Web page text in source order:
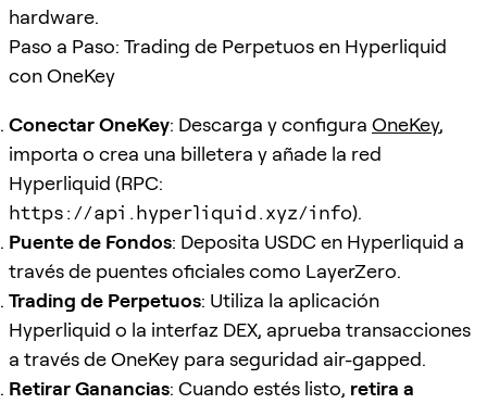
hardware.
Paso a Paso: Trading de Perpetuos en Hyperliquid
con OneKey
Conectar OneKey: Descarga y configura OneKey,
importa o crea una billetera y añade la red
Hyperliquid (RPC:
https://api.hyperliquid.xyz/info).
Puente de Fondos: Deposita USDC en Hyperliquid a
través de puentes oficiales como LayerZero.
Trading de Perpetuos: Utiliza la aplicación
Hyperliquid o la interfaz DEX, aprueba transacciones
a través de OneKey para seguridad air-gapped.
Retirar Ganancias: Cuando estés listo, retira a